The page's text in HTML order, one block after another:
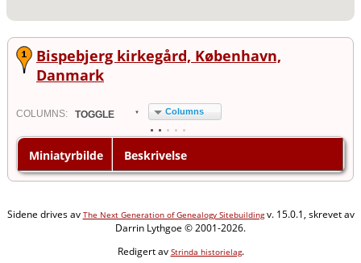
Bispebjerg kirkegård, København,
Danmark
COLUMN S: TOGGLE Columns
Miniatyrbilde Beskrivelse
Sidene drives av The Next Generation of Genealogy Sitebuildingv. 15.0.1, skrevet av
Darrin Lythgoe © 2001-2026.
Redigert av Strinda historielag.